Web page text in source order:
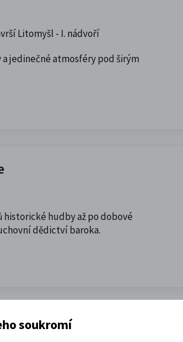
Litomyšl - I. nádvoří
jedinečné atmosféry pod širým
hudby až po dobové
dědictví baroka.
soukromí